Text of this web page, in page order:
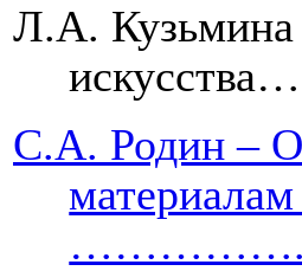
Л.А. Кузьмина
С.А. Родин –